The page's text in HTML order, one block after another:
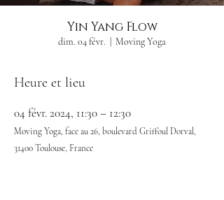
Yin Yang Flow
dim. 04 févr. Moving Yoga
Heure et lieu
04 févr. 2024, 11:30 – 12:30
Moving Yoga, face au 26, boulevard Griffoul Dorval,
31400 Toulouse, France